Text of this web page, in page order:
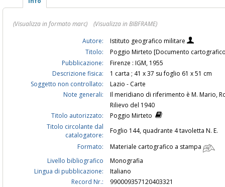
(Visualizza in formato marc)
(Visualizza in BIBFRAME)
Autore:
Istituto geografico militare
Titolo:
Poggio Mirteto [Documento
Pubblicazione:
Firenze : IGM, 1955
Descrizione fisica:
1 carta ; 41 x 37 su foglio 61 x 51 cm
Soggetto non controllato:
Lazio - Carte
Note generali:
Il meridiano di riferimento è M. Mario,
Rilievo del 1940
Titolo autorizzato:
Poggio Mirteto
Titolo circolante dal
catalogatore:
Foglio 144, quadrante 4 tavoletta N. E.
Formato:
Materiale cartografico a stampa
Livello bibliografico
Monografia
Lingua di pubblicazione:
Italiano
Record Nr.:
990009357120403321